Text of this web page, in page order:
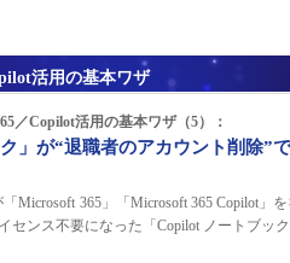
活用の基本ワザ
／Copilot活用の基本ワザ（5）：
ク」が“退職者のアカウント削除
Microsoft 365」「Microsoft 365 Copilot」
センス不要になった「Copilot ノートブッ